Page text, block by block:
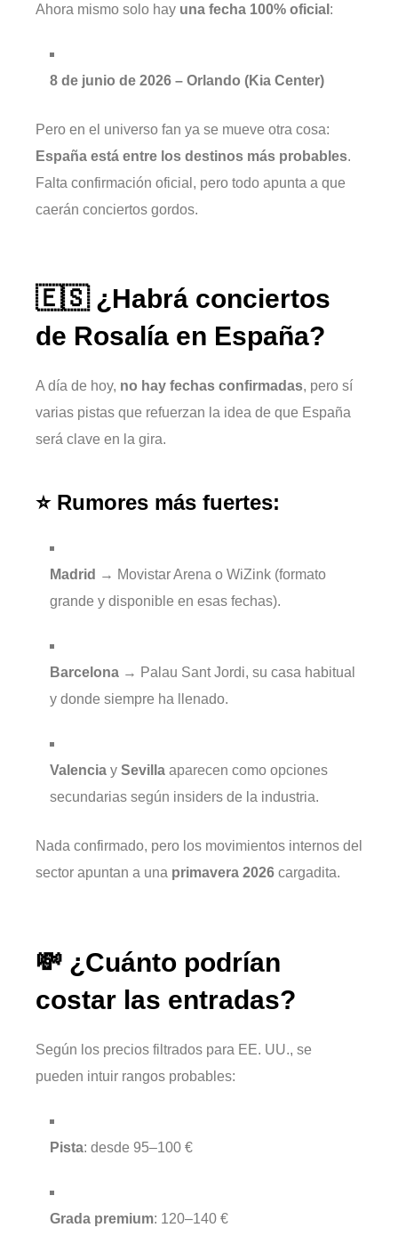
Ahora mismo solo hay una fecha 100% oficial :
8 de junio de 2026 – Orlando (Kia Center)
Pero en el universo fan ya se mueve otra cosa:
España está entre los destinos más probables.
Falta confirmación oficial, pero todo apunta a que
caerán conciertos gordos.
🇪🇸 ¿Habrá conciertos
de Rosalía en España?
A día de hoy, no hay fechas confirmadas, pero sí
varias pistas que refuerzan la idea de que España
será clave en la gira.
⭐ Rumores más fuertes:
Madrid → Movistar Arena o WiZink (formato
grande y disponible en esas fechas).
Barcelona → Palau Sant Jordi, su casa habitual
y donde siempre ha llenado.
Valencia y Sevilla aparecen como opciones
secundarias según insiders de la industria.
Nada confirmado, pero los movimientos internos del
sector apuntan a una primavera 2026 cargadita.
💸 ¿Cuánto podrían
costar las entradas?
Según los precios filtrados para EE. UU., se
pueden intuir rangos probables:
Pista: desde 95–100 €
Grada premium: 120–140 €